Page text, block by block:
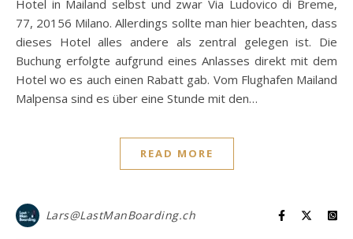
Hotel in Mailand selbst und zwar Via Ludovico di Breme,
77, 20156 Milano. Allerdings sollte man hier beachten, dass
dieses Hotel alles andere als zentral gelegen ist. Die
Buchung erfolgte aufgrund eines Anlasses direkt mit dem
Hotel wo es auch einen Rabatt gab. Vom Flughafen Mailand
Malpensa sind es über eine Stunde mit den…
READ MORE
Lars@LastManBoarding.ch